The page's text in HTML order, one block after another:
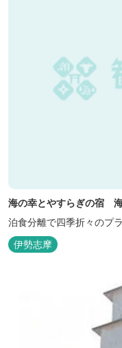
海の幸とやすらぎの宿
泊食分離で四季折々のプラ
伊勢志摩